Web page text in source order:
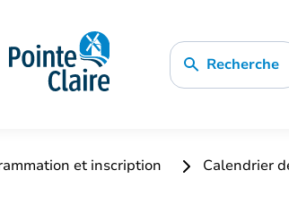
Recherche
et inscription
Calendrier